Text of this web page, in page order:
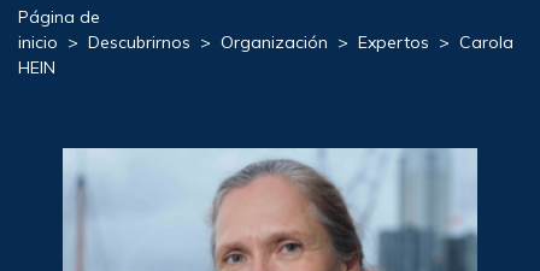
Página de
inicio > Descubrirnos > Organización > Expertos > Carola
HEIN